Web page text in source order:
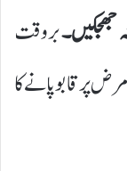
جھجکیں۔بروقت
پر قابو پانے کا